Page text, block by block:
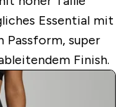
Essential mit
Passform, super
Finish.